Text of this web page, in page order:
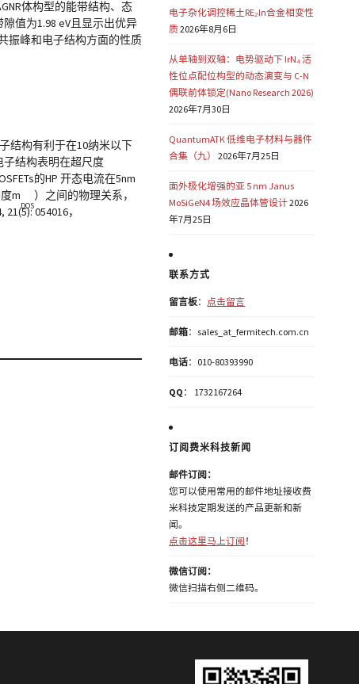
体构型的能带结构、态
值为1.98 eV且显示出优异
振峰和电子结构方面的性质
结构有利于在10纳米以下
子结构表明在超尺度
的HP 开态电流在5nm
m
DOS
）之间的物理关系，
054016，
电子杂化调控稀土RE₂In合金相变性
质2026年8月6日
从单轴到双轴：电势驱动下 IrN₄ 活
性位点配位构型的动态演变与 C-N
偶联前体锁定(Nano Research 2026)
2026年7月30日
QuantumATK 低维电子材料与器件
合集（九）
2026年7月25日
面外极化增强的亚 5 nm Janus
MoSiGeN4 场效应晶体管设计2026
年7月25日
联系方式
留言板： 点击留言
邮箱：sales_at_fermitech.com.cn
电话：010-80393990
QQ ： 1732167264
订阅费米科技新闻
邮件订阅：
您可以使用常用的邮件地址接收费
米科技定期发送的产品更新和新
闻。
点击这里马上订阅 ！
微信订阅：
微信扫描右侧二维码。